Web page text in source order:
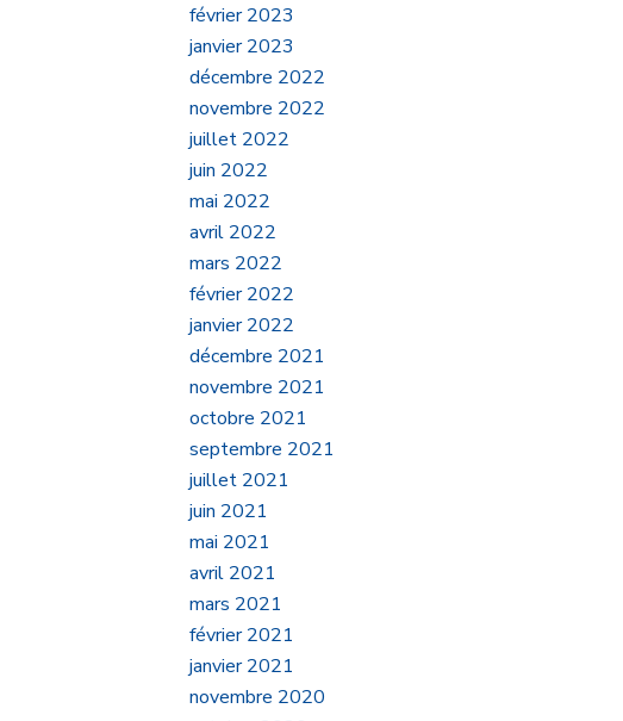
février 2023
janvier 2023
décembre 2022
novembre 2022
juillet 2022
juin 2022
mai 2022
avril 2022
mars 2022
février 2022
janvier 2022
décembre 2021
novembre 2021
octobre 2021
septembre 2021
juillet 2021
juin 2021
mai 2021
avril 2021
mars 2021
février 2021
janvier 2021
novembre 2020